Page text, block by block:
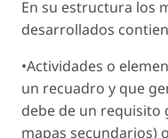
En su estructura los
desarrollados
•Actividades o
un recuadro y que
debe de un requisito
mapas secundarios)